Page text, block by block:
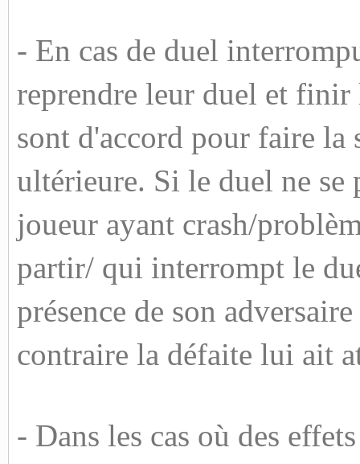
- En cas de duel
reprendre leur duel et finir
sont d'accord pour faire la
ultérieure. Si le duel ne se
joueur ayant crash/
partir/ qui interrompt le
présence de son
contraire la défaite lui ait
- Dans les cas où des